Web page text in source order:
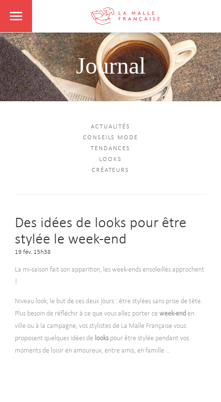
Journal
ACTUALITÉS
CONSEILS MODE
TENDANCES
LOOKS
CRÉATEURS
Des idées de looks pour être
stylée le week-end
19 fév. 15h38
La mi-saison fait son apparition, les week-ends ensoleillés approchent
!
Niveau look, le but de ces deux jours : être stylées sans prise de tête.
Plus besoin de réfléchir à ce que vous allez porter ce week-end en
ville ou à la campagne, vos stylistes de La Malle Française vous
proposent quelques idées de lookspour être stylée pendant vos
moments de loisir en amoureux, entre amis, en famille ...